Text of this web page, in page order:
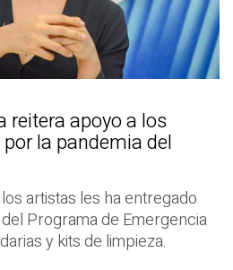
reitera apoyo a los
la pandemia del
artistas les ha entregado
Programa de Emergencia
y kits de limpieza.